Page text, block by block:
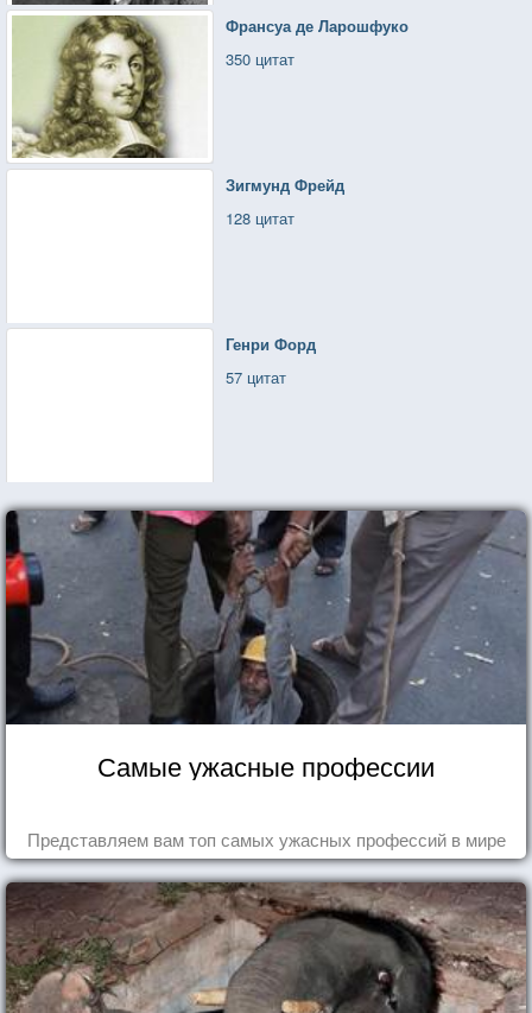
Франсуа де Ларошфуко
350 цитат
Зигмунд Фрейд
128 цитат
Генри Форд
57 цитат
Самые ужасные профессии
Представляем вам топ самых ужасных профессий в мире